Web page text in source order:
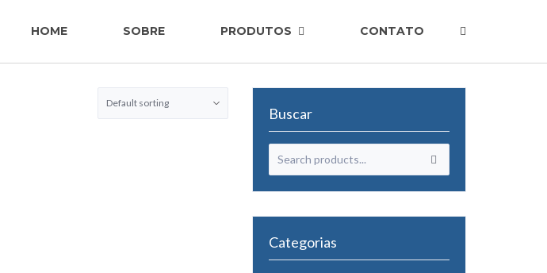
HOME SOBRE PRODUTOS CONTATO
Buscar
Categorias